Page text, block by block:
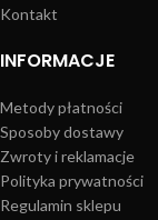
Kontakt
INFORMACJE
Metody płatności
Sposoby dostawy
Zwroty i reklamacje
Polityka prywatności
Regulamin sklepu